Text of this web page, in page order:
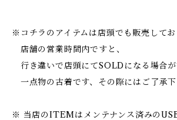
※コチラのアイテムは店頭でも販売してお
店舗の営業時間内ですと、
行き違いで店頭にてSOLDになる場合が
一点物の古着です、その際にはご了承下
※ 当店のITEMはメンテナンス済みの